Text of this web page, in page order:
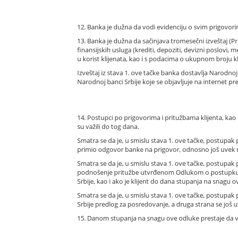
12. Banka je dužna da vodi evidenciju o svim
13. Banka je dužna da sačinjava tromesečni izveštaj
finansijskih usluga (krediti, depoziti, devizni poslovi,
u korist klijenata, kao i s podacima o ukupnom broju
Izveštaj iz stava 1. ove tačke banka dostavlja
Narodnoj banci Srbije koje se objavljuje na internet
14. Postupci po prigovorima i pritužbama klijenta,
su važili do tog dana.
Smatra se da je, u smislu stava 1. ove tačke,
primio odgovor banke na prigovor, odnosno još
Smatra se da je, u smislu stava 1. ove tačke,
podnošenje pritužbe utvrđenom Odlukom o
Srbije, kao i ako je klijent do dana stupanja na
Smatra se da je, u smislu stava 1. ove tačke,
Srbije predlog za posredovanje, a druga strana se
15. Danom stupanja na snagu ove odluke prestaje